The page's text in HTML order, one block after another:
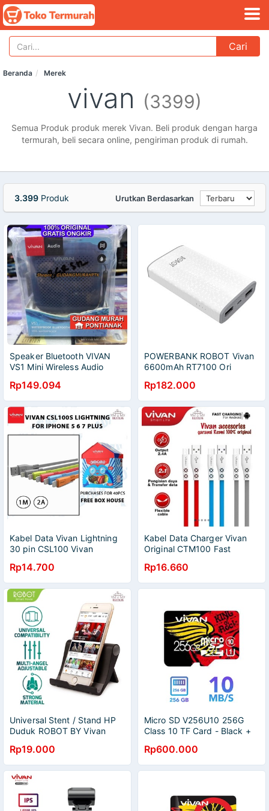
Cari
Beranda Merek
vivan (3399)
Semua Produk produk merek Vivan. Beli produk dengan harga
termurah, beli secara online, pengiriman produk di rumah.
3.399 Produk Urutkan Berdasarkan
Speaker Bluetooth VIVAN
VS1 Mini Wireless Audio
Waterproof IPX5 Hi-Fi -
Garansi Resmi 1 Tahun
Rp149.094
POWERBANK ROBOT Vivan
6600mAh RT7100 Ori
Rp182.000
Kabel Data Vivan Lightning
30 pin CSL100 Vivan
Rp14.700
Kabel Data Charger Vivan
Original CTM100 Fast
1 Meter
Rp16.660
Universal Stent / Stand HP
Duduk ROBOT BY Vivan
Rp19.000
Micro SD V256U10 256G
Class 10 TF Card - Black +
Rp600.000